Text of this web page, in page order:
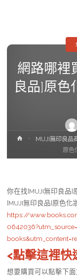
網路哪裡
良品]原色
首
MUJI無印良品
原色
你在找[MUJI無印良品]
[MUJI無印良品]原色化
https://
<點擊這裡快
想要購買可以點擊下